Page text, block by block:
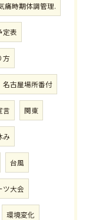
痛時期体調管理.
定表
方
名古屋場所番付
言 関東
み
台風
ツ大会
環境変化